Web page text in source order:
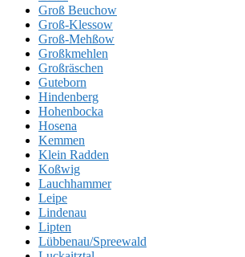
Groß Beuchow
Groß-Klessow
Groß-Mehßow
Großkmehlen
Großräschen
Guteborn
Hindenberg
Hohenbocka
Hosena
Kemmen
Klein Radden
Koßwig
Lauchhammer
Leipe
Lindenau
Lipten
Lübbenau/Spreewald